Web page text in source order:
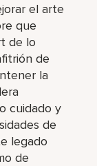
el arte
que
de lo
de
la
cuidado y
de
legado
de